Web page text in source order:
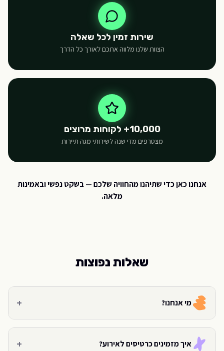
שירות זמין לכל שאלה
הצוות שלנו מלווה אתכם לאורך כל הדרך
10,000+ לקוחות מרוצים
מצטרפים מדי שנה לשירותי מגה תיירות
אנחנו כאן כדי שתיהנו מהחוויה שלכם — בשקט נפשי ובאמינות
מלאה.
שאלות נפוצות
מי אנחנו? +
איך מזמינים כרטיסים לאירוע? +